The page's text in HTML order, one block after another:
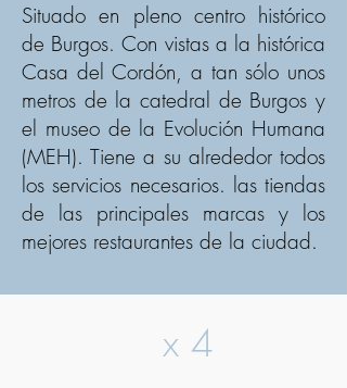
Situado en pleno centro histórico
de Burgos. Con vistas a la histórica
Casa del Cordón, a tan sólo unos
metros de la catedral de Burgos y
el museo de la Evolución Humana
(MEH). Tiene a su alrededor todos
los servicios necesarios. las tiendas
de las principales marcas y los
mejores restaurantes de la ciudad.
x 4